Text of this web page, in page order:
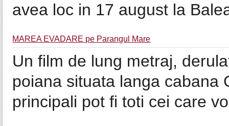
avea loc in 17 august la
MAREA EVADARE pe Parangul Mare
Un film de lung metraj,
poiana situata langa cabana
principali pot fi toti cei care